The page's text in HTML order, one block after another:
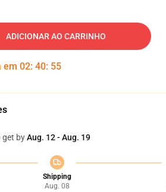
ADICIONAR AO CARRINHO
em 02: 40: 54
get byAug. 12 - Aug. 19
Shipping
Aug. 08